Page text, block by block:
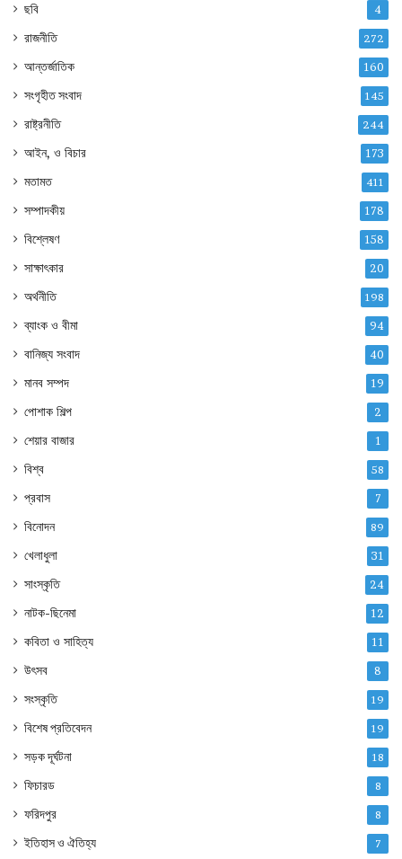
ছবি 4
রাজনীতি 272
আন্তর্জাতিক 160
সংগৃহীত সংবাদ 145
রাষ্ট্রনীতি 244
আইন, ও বিচার 173
মতামত 411
সম্পাদকীয় 178
বিশ্লেষণ 158
সাক্ষাৎকার 20
অর্থনীতি 198
ব্যাংক ও বীমা 94
বানিজ্য সংবাদ 40
মানব সম্পদ 19
পোশাক শিল্প 2
শেয়ার বাজার 1
বিশ্ব 58
প্রবাস 7
বিনোদন 89
খেলাধুলা 31
সাংস্কৃতি 24
নাটক-ছিনেমা 12
কবিতা ও সাহিত্য 11
উৎসব 8
সংস্কৃতি 19
বিশেষ প্রতিবেদন 19
সড়ক দূর্ঘটনা 18
ফিচারড 8
ফরিদপুর 8
ইতিহাস ও ঐতিহ্য 7